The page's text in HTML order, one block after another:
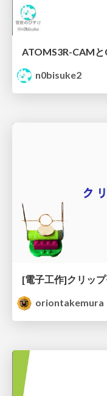
n0bisuke2
[電子工作]クリッ
oriontakemura